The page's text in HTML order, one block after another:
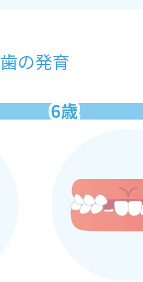
歯の発育